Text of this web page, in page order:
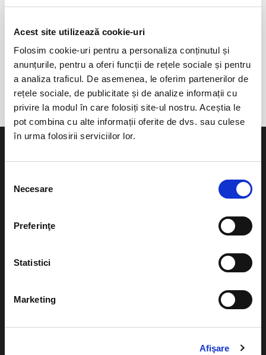
Acest site utilizează cookie-uri
Folosim cookie-uri pentru a personaliza conținutul și
anunțurile, pentru a oferi funcții de rețele sociale și pentru
a analiza traficul. De asemenea, le oferim partenerilor de
rețele sociale, de publicitate și de analize informații cu
privire la modul în care folosiți site-ul nostru. Aceștia le
pot combina cu alte informații oferite de dvs. sau culese
în urma folosirii serviciilor lor.
consimțământului
Necesare
Preferinţe
Statistici
Marketing
Afişare
anunta-ma pe email cand apare urmatorul eveniment la
Lipova
Evenimente
Teatru
festivaluri
Diverse